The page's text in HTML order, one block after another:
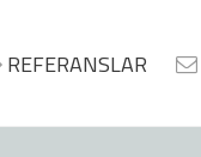
REFERANSLAR